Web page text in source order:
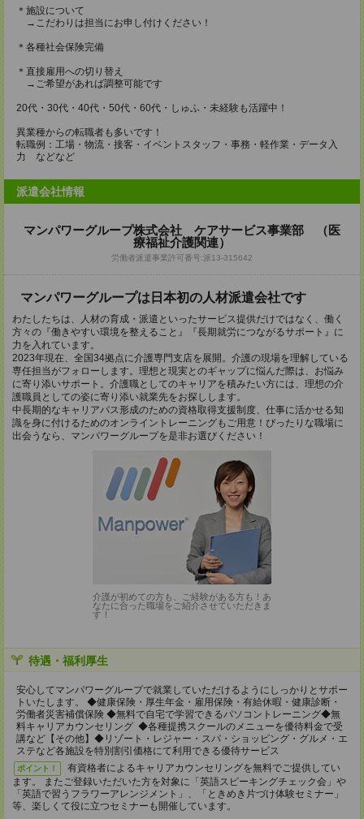
＊施設について
→こだわりは担当にお申し付けください！
＊各種社会保険完備
＊直接雇用への切り替え
→ご希望があれば調整可能です
20代・30代・40代・50代・60代・しゅふ・未経験も活躍中！
異業種からの転職者も多いです！
転職例：工場・物流・接客・イベントスタッフ・事務・軽作業・データ入
力 などなど
派遣会社情報
マンパワーグループ株式会社 ケアサービス事業部 （医
療福祉介護関連）
労働者派遣事業許可番号:派13-315642
マンパワーグループは日本初の人材派遣会社です
わたしたちは、人材の育成・派遣といったサービス提供だけではなく、働く
方々の『働きやすい環境を整えること』『長期就労につながるサポート』に
力を入れています。
2023年現在、全国34拠点に介護専門支店を展開。介護の現場を理解している
専任担当がフォローします。理想と現実とのギャップに悩んだ際は、お悩み
に寄り添いサポート。介護職としてのキャリアを積みたい方には、理想の介
護職員としての姿に寄り添い就業先をお探しします。
中長期的なキャリアパス形成のための資格取得支援制度、仕事に活かせる知
識を身に付けるためのオンライントレーニングもご用意！ぴったりな職場に
出会うなら、マンパワーグループを是非お選びください！
介護が初めての方も、ご経験がある方も！あ
なたに合った職場をご紹介させていただきま
す！
待遇・福利厚生
安心してマンパワーグループで就業していただけるようにしっかりとサポー
トいたします。 ◆健康保険・厚生年金・雇用保険・有給休暇・健康診断・
労働者災害補償保険 ◆無料で自宅で学習できるパソコントレーニング◆無
料キャリアカウンセリング ◆各種提携スクールのメニューを優待料金で受
講など【その他】◆リゾート・レジャー・スパ・ショッピング・グルメ・エ
ステなど各施設を特別割引価格にて利用できる優待サービス
ポイント！
有資格者によるキャリアカウンセリングを無料でご提供してい
ます。 またご登録いただいた方を対象に「英語スピーキングチェック会」や
「英語で習うフラワーアレンジメント」、「ときめき片づけ体験セミナー」
等、楽しくて役に立つセミナーも開催しています。